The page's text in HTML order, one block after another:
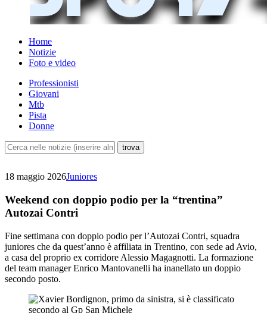
Home
Notizie
Foto e video
Professionisti
Giovani
Mtb
Pista
Donne
18 maggio 2026Juniores
Weekend con doppio podio per la “trentina”
Autozai Contri
Fine settimana con doppio podio per l’Autozai Contri, squadra
juniores che da quest’anno è affiliata in Trentino, con sede ad Avio,
a casa del proprio ex corridore Alessio Magagnotti. La formazione
del team manager Enrico Mantovanelli ha inanellato un doppio
secondo posto.